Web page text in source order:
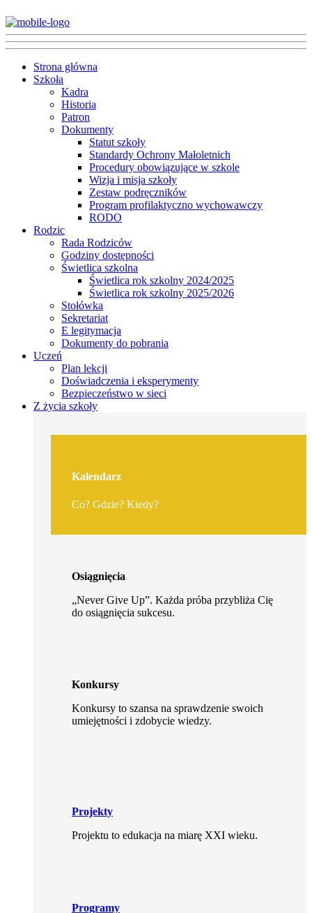
Strona główna
Szkoła
Kadra
Historia
Patron
Dokumenty
Statut szkoły
Standardy Ochrony Małoletnich
Procedury obowiązujące w szkole
Wizja i misja szkoły
Zestaw podręczników
Program profilaktyczno wychowawczy
RODO
Rodzic
Rada Rodziców
Godziny dostępności
Świetlica szkolna
Świetlica rok szkolny 2024/2025
Świetlica rok szkolny 2025/2026
Stołówka
Sekretariat
E legitymacja
Dokumenty do pobrania
Uczeń
Plan lekcji
Doświadczenia i eksperymenty
Bezpieczeństwo w sieci
Z życia szkoły
Kalendarz
Co? Gdzie? Kiedy?
Osiągnięcia
„Never Give Up”. Każda próba przybliża Cię
do osiągnięcia sukcesu.
Konkursy
Konkursy to szansa na sprawdzenie swoich
umiejętności i zdobycie wiedzy.
Projekty
Projektu to edukacja na miarę XXI wieku.
Programy